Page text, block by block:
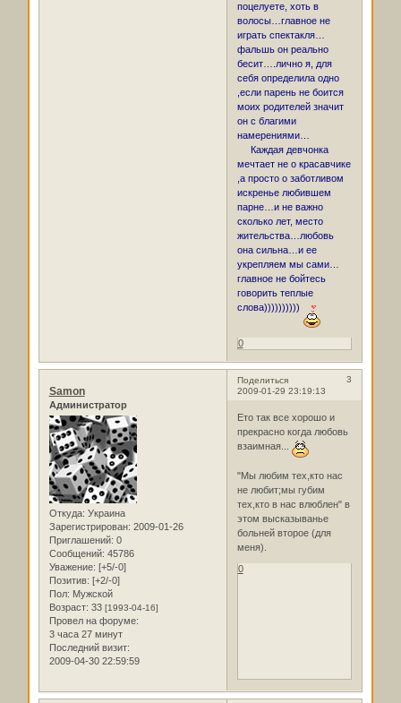
поцелуете, хоть в
волосы…главное не
играть спектакля…
фальшь он реально
бесит….лично я, для
себя определила одно
,если парень не боится
моих родителей значит
он с благими
намерениями…
Каждая девчонка
мечтает не о красавчике
,а просто о заботливом
искренье любившем
парне…и не важно
сколько лет, место
жительства…любовь
она сильна…и ее
укрепляем мы сами…
главное не бойтесь
говорить теплые
слова))))))))))
0
Поделиться
3
2009-01-29 23:19:13
Samon
Администратор
Откуда: Украина
Зарегистрирован: 2009-01-26
Приглашений: 0
Сообщений: 45786
Уважение: [+5/-0]
Позитив: [+2/-0]
Пол: Мужской
Возраст: 33 [1993-04-16]
Провел на форуме:
3 часа 27 минут
Последний визит:
2009-04-30 22:59:59
Ето так все хорошо и
прекрасно когда любовь
взаимная...
"Мы любим тех,кто нас
не любит;мы губим
тех,кто в нас влюблен" в
этом высказыванье
больней второе (для
меня).
0